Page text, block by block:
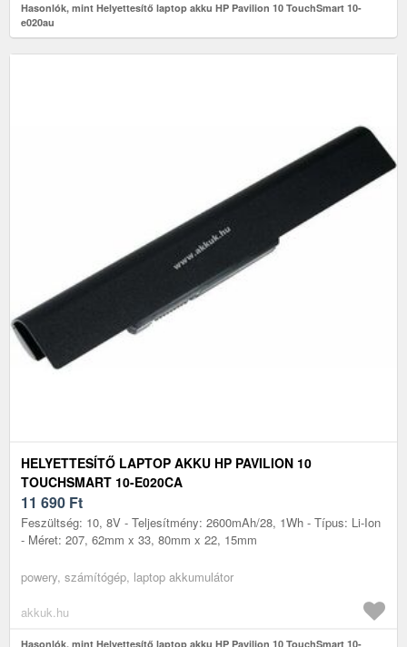
Hasonlók, mint Helyettesítő laptop akku HP Pavilion 10 TouchSmart 10-
e020au
HELYETTESÍTŐ LAPTOP AKKU HP PAVILION 10
TOUCHSMART 10-E020CA
11 690 Ft
Feszültség: 10, 8V - Teljesítmény: 2600mAh/28, 1Wh - Típus: Li-Ion
- Méret: 207, 62mm x 33, 80mm x 22, 15mm
powery, számítógép, laptop akkumulátor
akkuk.hu
Hasonlók, mint Helyettesítő laptop akku HP Pavilion 10 TouchSmart 10-